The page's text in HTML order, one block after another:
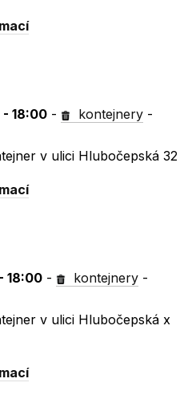
- 18:00 - kontejnery -
v ulici Hlubočepská 32
18:00 - kontejnery -
v ulici Hlubočepská x